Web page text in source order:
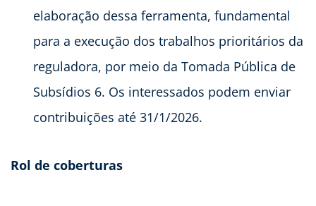
elaboração dessa ferramenta, fundamental
para a execução dos trabalhos prioritários da
reguladora, por meio da Tomada Pública de
Subsídios 6. Os interessados podem enviar
contribuições até 31/1/2026.
Rol de coberturas